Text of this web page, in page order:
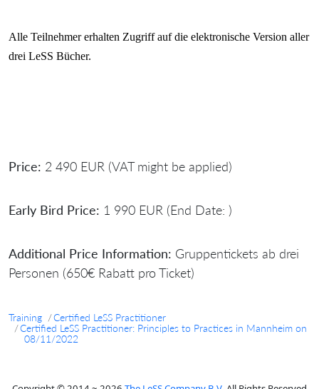
Alle Teilnehmer erhalten Zugriff auf die elektronische Version aller
drei LeSS Bücher.
Price: 2 490 EUR (VAT might be applied)
Early Bird Price: 1 990 EUR (End Date: )
Additional Price Information: Gruppentickets ab drei
Personen (650€ Rabatt pro Ticket)
Training
Certified LeSS Practitioner
Certified LeSS Practitioner: Principles to Practices in Mannheim on
08/11/2022